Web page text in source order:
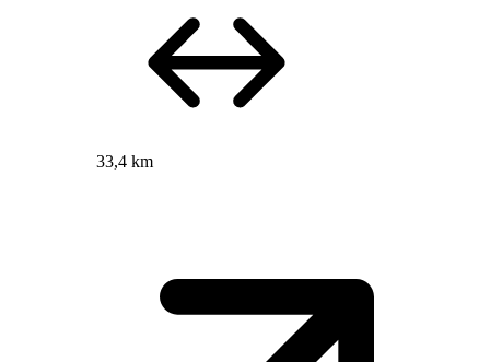
33,4 km